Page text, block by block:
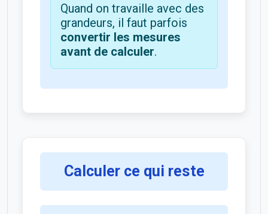
Quand on travaille avec des
grandeurs, il faut parfois
convertir les mesures
avant de calculer.
Calculer ce qui reste